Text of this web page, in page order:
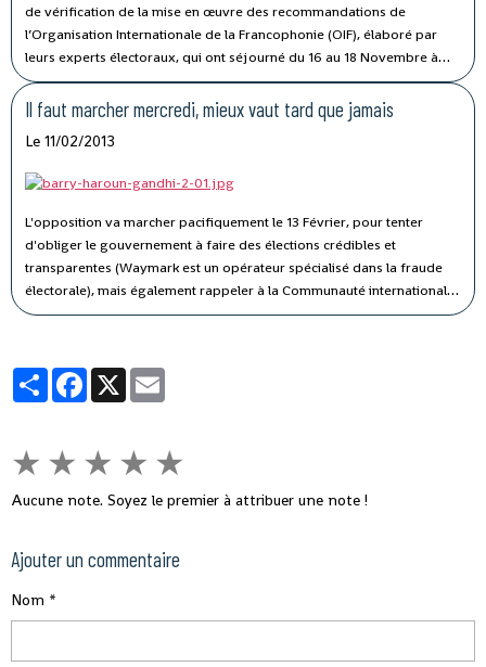
de vérification de la mise en œuvre des recommandations de
l’Organisation Internationale de la Francophonie (OIF), élaboré par
leurs experts électoraux, qui ont séjourné du 16 au 18 Novembre à
Conakry, soit 5 mois après leur première mission du 11 au 17 Juin
(mission faisant suite à celle du Pnud du 22 Mars au 6 Avril 2012).
Lorsque vous en aurez apprécié le contenu, vous verrez pourquoi –
bien que vous le sachiez déjà -, pourquoi le président de la CENI a
sciemment choisi de le cacher. J'ai donc décidé d'en faire un compte-
rendu le plus pédagogique possible.
Il faut marcher mercredi, mieux vaut tard que jamais
Le 11/02/2013
L'opposition va marcher pacifiquement le 13 Février, pour tenter
d'obliger le gouvernement à faire des élections crédibles et
transparentes (Waymark est un opérateur spécialisé dans la fraude
électorale), mais également rappeler à la Communauté internationale
que nous sommes au XXIème siècle, et que le temps où élections -
PartagerFacebook
X
★ ★ ★ ★ ★
Aucune note. Soyez le premier à attribuer une note !
Ajouter un commentaire
Nom